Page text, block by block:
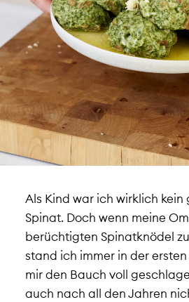
Als Kind war ich wirklich kein
Spinat. Doch wenn meine
berüchtigten Spinatknödel
stand ich immer in der
mir den Bauch voll
auch nach all den Jahren